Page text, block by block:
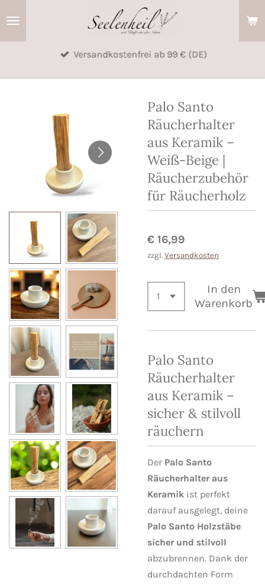
Versandkostenfrei ab 99 € (DE)
Palo Santo
Räucherhalter
aus Keramik –
Weiß-Beige |
Räucherzubehör
für Räucherholz
€ 16,99
zzgl. Versandkosten
In den
Warenkorb
Palo Santo
Räucherhalter
aus Keramik –
sicher & stilvoll
räuchern
Der Palo Santo
Räucherhalter aus
Keramik ist perfekt
darauf ausgelegt, deine
Palo Santo Holzstäbe
sicher und stilvoll
abzubrennen. Dank der
durchdachten Form